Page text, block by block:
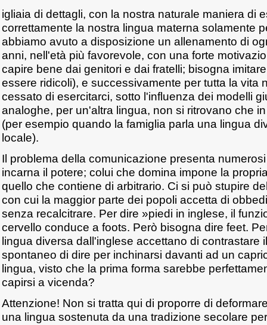
igliaia di dettagli, con la nostra naturale maniera di
correttamente la nostra lingua materna solamente
abbiamo avuto a disposizione un allenamento di
anni, nell'età più favorevole, con una forte
capire bene dai genitori e dai fratelli; bisogna
essere ridicoli), e successivamente per tutta la vita
cessato di esercitarci, sotto l'influenza dei modelli
analoghe, per un'altra lingua, non si ritrovano che
(per esempio quando la famiglia parla una lingua
locale).
Il problema della comunicazione presenta
incarna il potere; colui che domina impone la
quello che contiene di arbitrario. Ci si può stupire
con cui la maggior parte dei popoli accetta di
senza recalcitrare. Per dire »piedi in inglese, il
cervello conduce a foots. Però bisogna dire feet.
lingua diversa dall'inglese accettano di contrastare
spontaneo di dire per inchinarsi davanti ad un
lingua, visto che la prima forma sarebbe
capirsi a vicenda?
Attenzione! Non si tratta qui di proporre di
una lingua sostenuta da una tradizione secolare